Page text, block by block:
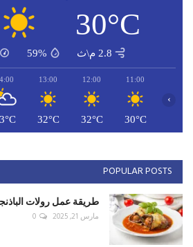
30°C
2.8 م\ث 59%
11:00
30°C
12:00
32°C
13:00
32°C
›
POPULAR POSTS
طريقة عمل رولات
مارس 21, 2025 0